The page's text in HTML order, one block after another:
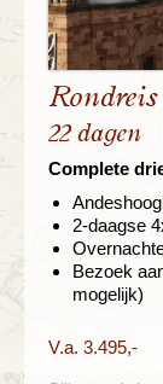
22 dagen
Complete
2-daagse
Bezoek
mogelijk)
V.a. 3.495,-